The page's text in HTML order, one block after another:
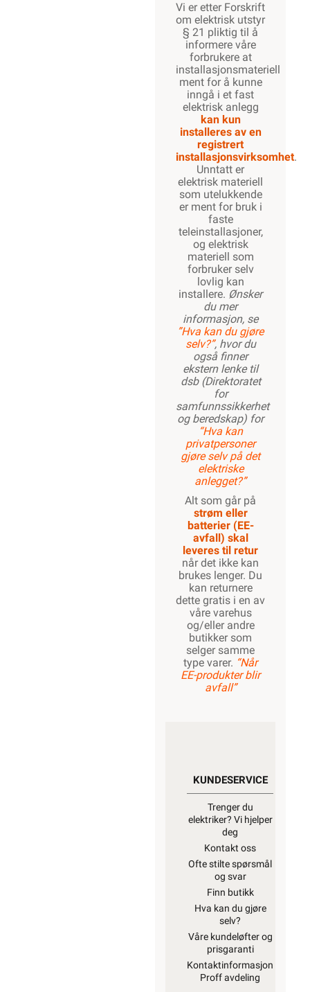
Vi er etter Forskrift
om elektrisk utstyr
§ 21 pliktig til å
informere våre
forbrukere at
installasjonsmateriell
ment for å kunne
inngå i et fast
elektrisk anlegg
kan kun
installeres av en
registrert
installasjonsvirksomhet.
Unntatt er
elektrisk materiell
som utelukkende
er ment for bruk i
faste
teleinstallasjoner,
og elektrisk
materiell som
forbruker selv
lovlig kan
installere. Ønsker
du mer
informasjon, se
”Hva kan du gjøre
selv?”, hvor du
også finner
ekstern lenke til
dsb (Direktoratet
for
samfunnssikkerhet
og beredskap) for
“Hva kan
privatpersoner
gjøre selv på det
elektriske
anlegget?”
Alt som går på
strøm eller
batterier (EE-
avfall) skal
leveres til retur
når det ikke kan
brukes lenger. Du
kan returnere
dette gratis i en av
våre varehus
og/eller andre
butikker som
selger samme
type varer. “Når
EE-produkter blir
avfall”
KUNDESERVICE
Trenger du
elektriker? Vi hjelper
deg
Kontakt oss
Ofte stilte spørsmål
og svar
Finn butikk
Hva kan du gjøre
selv?
Våre kundeløfter og
prisgaranti
Kontaktinformasjon
Proff avdeling